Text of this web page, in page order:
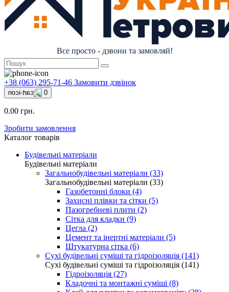
Все просто - дзвони та замовляй!
+38 (063) 295-71-46 Замовити дзвінок
0
0.00 грн.
Зробити замовлення
Каталог товарів
Будівельні матеріали
Будівельні матеріали
Загальнобудівельні матеріали (33)
Загальнобудівельні матеріали (33)
Газобетонні блоки (4)
Захисні плівки та сітки (5)
Пазогребневі плити (2)
Сітка для кладки (9)
Цегла (2)
Цемент та інертні матеріали (5)
Штукатурна сітка (6)
Сухі будівельні суміші та гідроізоляція (141)
Сухі будівельні суміші та гідроізоляція (141)
Гідроізоляція (27)
Кладочні та монтажні суміші (8)